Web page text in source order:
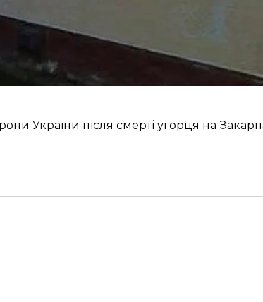
людина та підпалила вхідні двері,
розслідувань за
ч. 1 ст. 161тач. 2 ст. 194
проводять оперативні заходи для
України після смерті угорця на